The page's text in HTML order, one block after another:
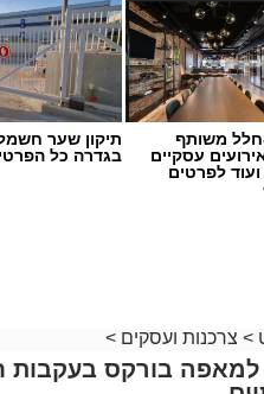
משותף
עסקיים
ועוד לפרטים
תיקון שער
בגדרה כל
> צרכנות ועסקים >
למאפה בורקס בעקבות